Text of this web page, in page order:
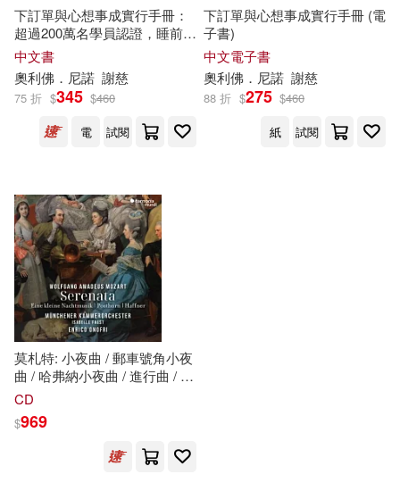
奧利佛．尼諾(2)
出版社 (可複選)
harmonia mundi(1)
配送方式 (可複選)
可超商取貨(2) 可海外宅配(2)
可新加坡店取(2)
下訂單與心想事成實行手冊：
超過200萬名學員認證，睡前5
分鐘能量療癒，擺脫恐懼與焦
慮、提升隔天的人生品質，你
的目標將逐一實現。
中文書
奧利佛 ． 尼諾 謝慈
75 折 $345 $460
電
試閱
下訂單與心想事成實行手冊 (電
子書)
中文電子書
奧利佛 ． 尼諾 謝慈
88 折 $275 $460
紙
試閱
莫札特: 小夜曲 / 郵車號角小夜
曲 / 哈弗納小夜曲 / 進行曲 / 佛
斯特 小提琴 / 恩利科.奧諾弗里
(2CD)(Mozart: Serenata (Eine
kleine Nachtmusik - Posthorn -
Haffner) / Munchener
CD
$969